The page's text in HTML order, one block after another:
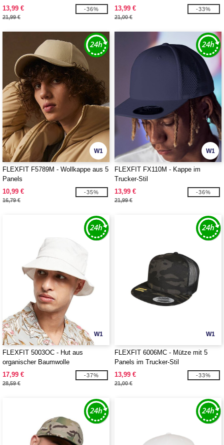
13,99 €
21,99 €
-36%
13,99 €
21,00 €
-33%
W1
FLEXFIT F5789M - Wollkappe aus 5
Panels
10,99 €
16,79 €
-35%
W1
FLEXFIT FX110M - Kappe im
Trucker-Stil
13,99 €
21,99 €
-36%
W1
FLEXFIT 5003OC - Hut aus
organischer Baumwolle
17,99 €
28,59 €
-37%
W1
FLEXFIT 6006MC - Mütze mit 5
Panels im Trucker-Stil
13,99 €
21,00 €
-33%